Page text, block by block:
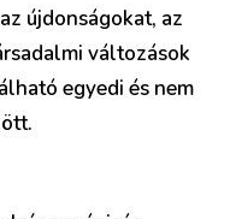
újdonságokat, az
változások
egyedi és nem